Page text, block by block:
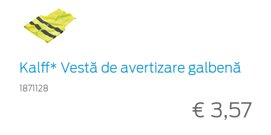
Kalff* Vestă de avertizare galbenă
1871128
€ 3,57